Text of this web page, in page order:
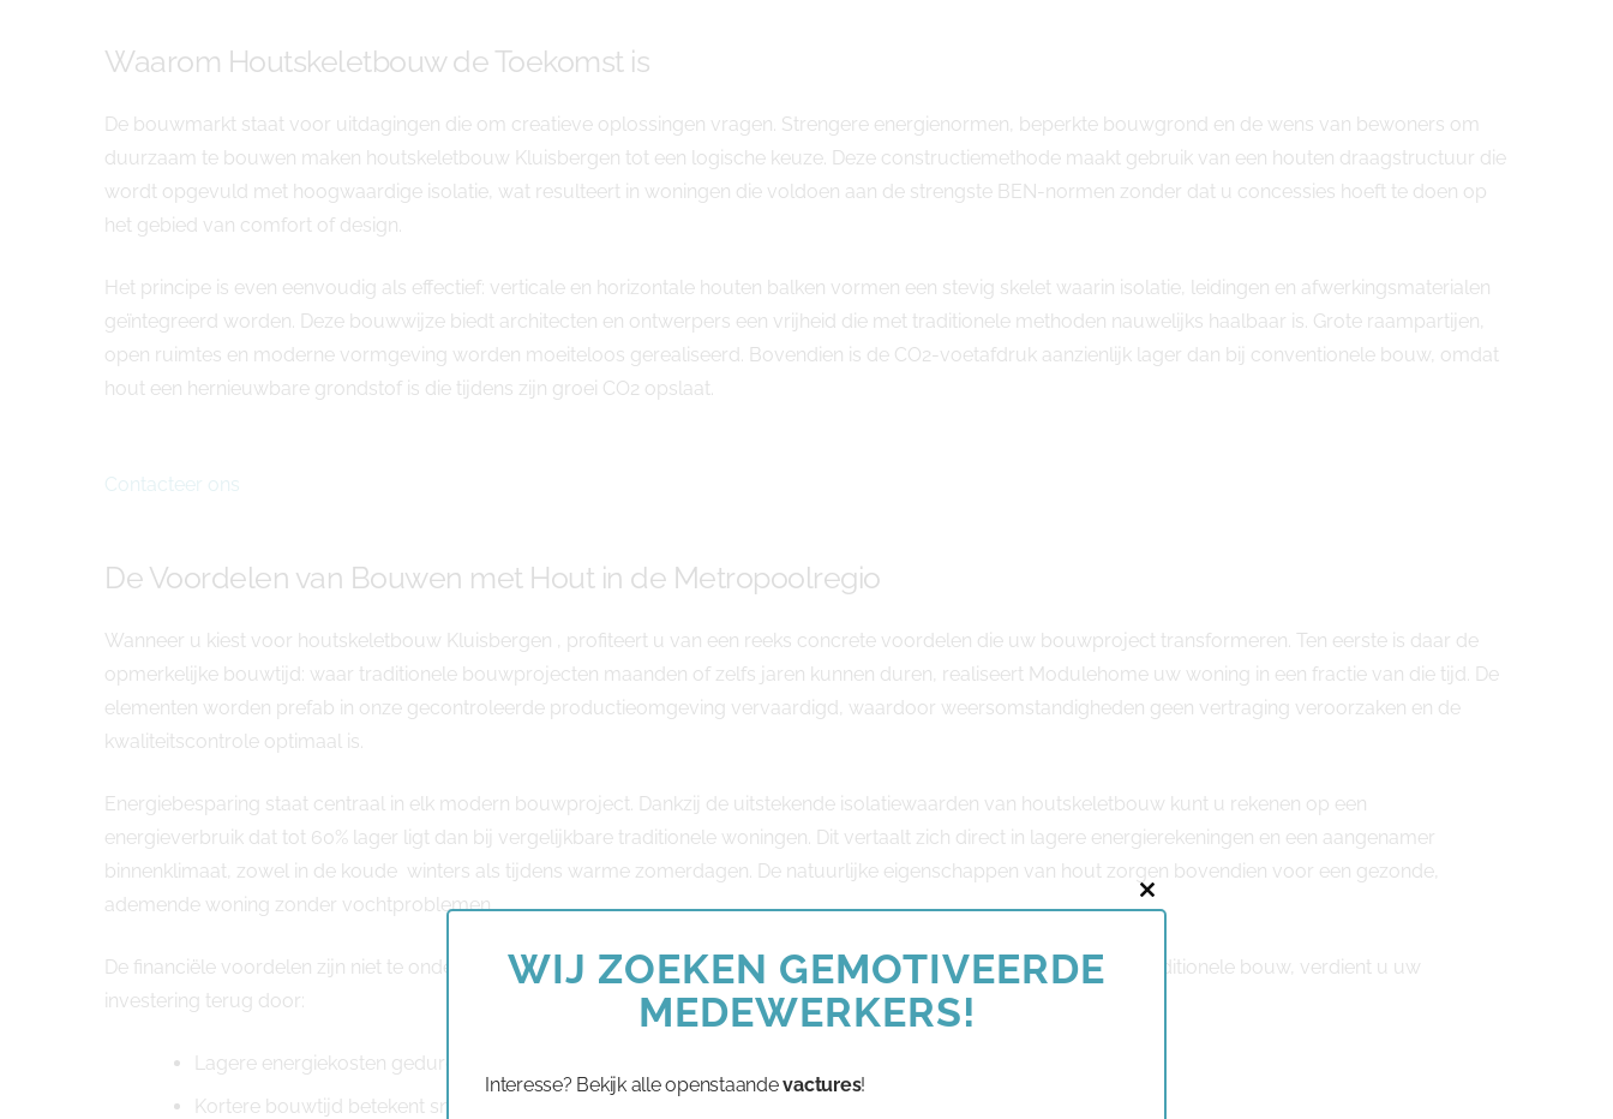
Waarom Houtskeletbouw de Toekomst is
De bouwmarkt staat voor uitdagingen die om creatieve oplossingen vragen. Strengere energienormen, beperkte bouwgrond en de wens van bewoners om
duurzaam te bouwen maken houtskeletbouw Kluisbergen tot een logische keuze. Deze constructiemethode maakt gebruik van een houten draagstructuur die
wordt opgevuld met hoogwaardige isolatie, wat resulteert in woningen die voldoen aan de strengste BEN-normen zonder dat u concessies hoeft te doen op
het gebied van comfort of design.
Het principe is even eenvoudig als effectief: verticale en horizontale houten balken vormen een stevig skelet waarin isolatie, leidingen en afwerkingsmaterialen
geïntegreerd worden. Deze bouwwijze biedt architecten en ontwerpers een vrijheid die met traditionele methoden nauwelijks haalbaar is. Grote raampartijen,
open ruimtes en moderne vormgeving worden moeiteloos gerealiseerd. Bovendien is de CO2-voetafdruk aanzienlijk lager dan bij conventionele bouw, omdat
hout een hernieuwbare grondstof is die tijdens zijn groei CO2 opslaat.
Contacteer ons
De Voordelen van Bouwen met Hout in de Metropoolregio
Wanneer u kiest voor houtskeletbouw Kluisbergen , profiteert u van een reeks concrete voordelen die uw bouwproject transformeren. Ten eerste is daar de
opmerkelijke bouwtijd: waar traditionele bouwprojecten maanden of zelfs jaren kunnen duren, realiseert Modulehome uw woning in een fractie van die tijd. De
elementen worden prefab in onze gecontroleerde productieomgeving vervaardigd, waardoor weersomstandigheden geen vertraging veroorzaken en de
kwaliteitscontrole optimaal is.
Energiebesparing staat centraal in elk modern bouwproject. Dankzij de uitstekende isolatiewaarden van houtskeletbouw kunt u rekenen op een
energieverbruik dat tot 60% lager ligt dan bij vergelijkbare traditionele woningen. Dit vertaalt zich direct in lagere energierekeningen en een aangenamer
binnenklimaat, zowel in de koude winters als tijdens warme zomerdagen. De natuurlijke eigenschappen van hout zorgen bovendien voor een gezonde,
ademende woning zonder vochtproblemen.
De financiële voordelen zijn niet te onderschatten. Hoewel de initiële investeringskosten vergelijkbaar kunnen zijn met traditionele bouw, verdient u uw
investering terug door:
Lagere energiekosten gedurende de volledige levensduur van uw woning
Kortere bouwtijd betekent sneller bewoonbaar en minder financieringskosten
Close
module
WIJ ZOEKEN GEMOTIVEERDE
MEDEWERKERS!
Interesse? Bekijk alle openstaandevactures!